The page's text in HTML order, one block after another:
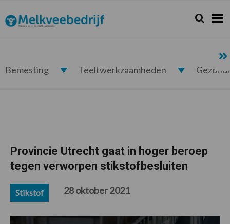
de
hoofdnavigatie
de
hoofd
de
eerste
de
voettekst
Melkveebedrijf.nl Zoeken...
Zoek
Bemesting Teeltwerkzaamheden
Provincie Utrecht gaat in hoger beroep
tegen verworpen stikstofbesluiten
Stikstof 28 oktober 2021